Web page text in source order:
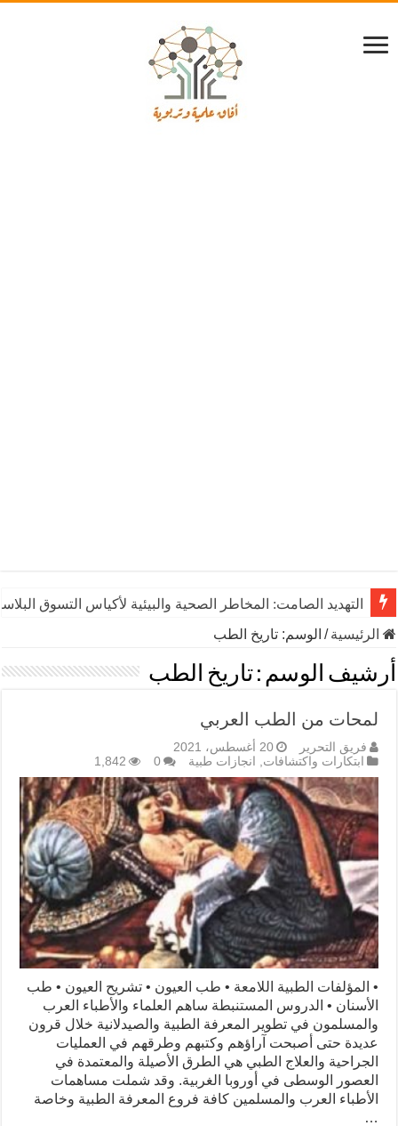
التهديد الصامت: المخاطر الصحية والبيئية لأكياس التسوق
الرئيسية/ الوسم: تاريخ الطب
أرشيف الوسم :تاريخ الطب
لمحات من الطب العربي
فريق التحرير
20 أغسطس، 2021
ابتكارات واكتشافات, انجازات طبية 0
1,842
• المؤلفات الطبية اللامعة • طب العيون • تشريح العيون • طب
الأسنان • الدروس المستنبطة ساهم العلماء والأطباء العرب
والمسلمون في تطوير المعرفة الطبية والصيدلانية خلال قرون
عديدة حتى أصبحت آراؤهم وكتبهم وطرقهم في العمليات
الجراحية والعلاج الطبي هي الطرق الأصيلة والمعتمدة في
العصور الوسطى في أوروبا الغربية. وقد شملت مساهمات
الأطباء العرب والمسلمين كافة فروع المعرفة الطبية وخاصة
…